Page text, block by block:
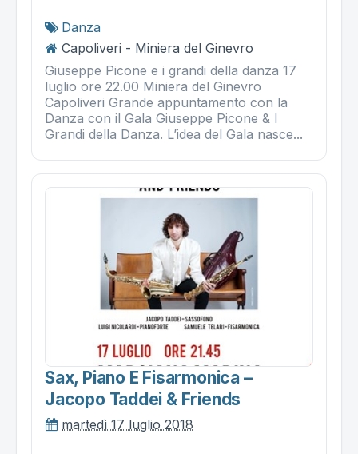
Danza
Capoliveri - Miniera del Ginevro
Giuseppe Picone e i grandi della danza 17
luglio ore 22.00 Miniera del Ginevro
Capoliveri Grande appuntamento con la
Danza con il Gala Giuseppe Picone & I
Grandi della Danza. L’idea del Gala nasce...
Sax, Piano E Fisarmonica –
Jacopo Taddei & Friends
martedì 17 luglio 2018